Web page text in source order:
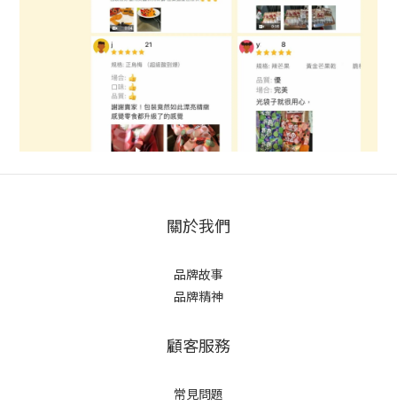
關於我們
品牌故事
品牌精神
顧客服務
常見問題